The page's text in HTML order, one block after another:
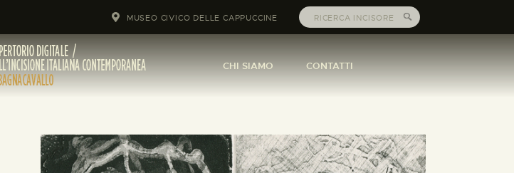
MUSEO CIVICO DELLE CAPPUCCINE
CHI SIAMO CONTATTI